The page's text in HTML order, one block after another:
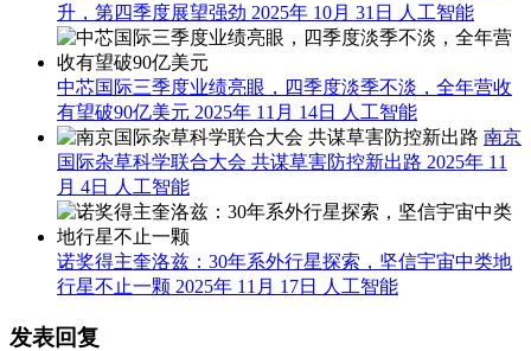
升，第四季度展望强劲 2025年 10月 31日 人工智能
中芯国际三季度业绩亮眼，四季度淡季不淡，全年营收
有望破90亿美元 2025年 11月 14日
人工智能
南京
国际杂草科学联合大会 共谋草害防控新出路 2025年 11
月 4日
人工智能
诺奖得主奎洛兹：30年系外行星探索，坚信宇宙中类地
行星不止一颗 2025年 11月 17日 人工智能
发表回复